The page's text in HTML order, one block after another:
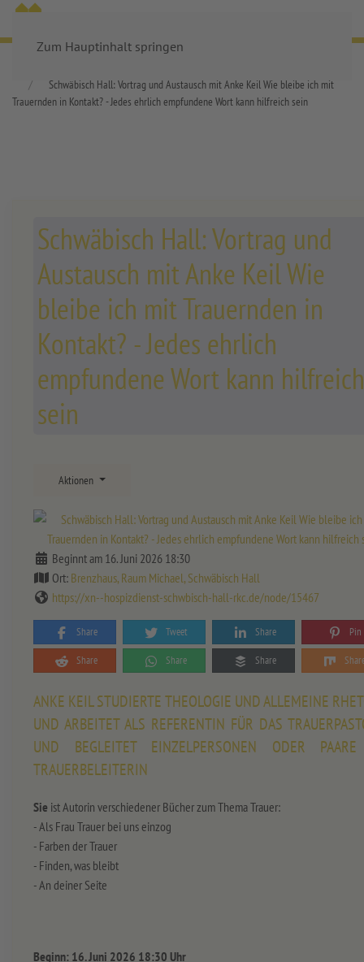
Zum Hauptinhalt springen
Schwäbisch Hall: Vortrag und Austausch mit Anke Keil Wie bleibe ich mit
Trauernden in Kontakt? - Jedes ehrlich empfundene Wort kann hilfreich sein
Schwäbisch Hall: Vortrag und
Austausch mit Anke Keil Wie
bleibe ich mit Trauernden in
Kontakt? - Jedes ehrlich
empfundene Wort kann hilfreich
sein
Aktionen
Beginnt am 16. Juni 2026 18:30
Ort: Brenzhaus, Raum Michael, Schwäbisch Hall
https://xn--hospizdienst-schwbisch-hall-rkc.de/node/15467
Share Tweet Share Pin
Share Share Share
ANKE KEIL STUDIERTE THEOLOGIE UND ALLEMEINE
UND ARBEITET ALS REFERENTIN FÜR DAS
UND BEGLEITET EINZELPERSONEN ODER
TRAUERBELEITERIN
Sie ist Autorin verschiedener Bücher zum Thema Trauer:
- Als Frau Trauer bei uns einzog
- Farben der Trauer
- Finden, was bleibt
- An deiner Seite
Beginn: 16. Juni 2026 18:30 Uhr